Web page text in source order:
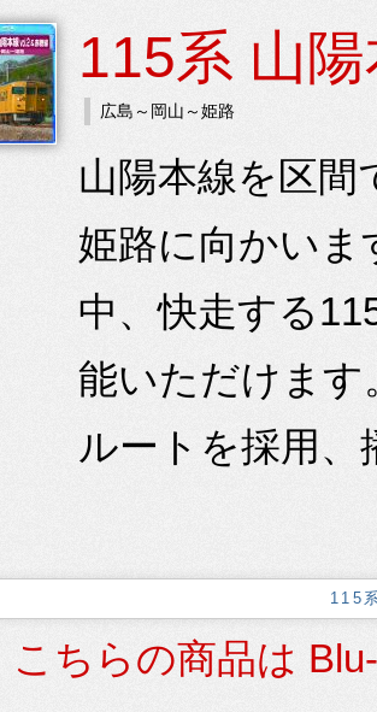
115系 山
広島～岡山～姫路
山陽本線を区間
姫路に向かい
中、快走する
能いただけます
ルートを採用、
115
こちらの商品は